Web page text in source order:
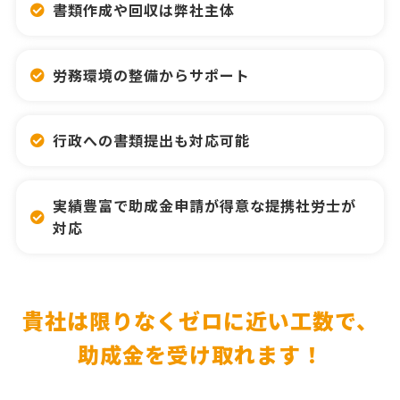
書類作成や回収は弊社主体
労務環境の整備からサポート
行政への書類提出も対応可能
実績豊富で助成金申請が得意な提携社労士が
対応
貴社は限りなくゼロに近い工数で、
助成金を受け取れます！